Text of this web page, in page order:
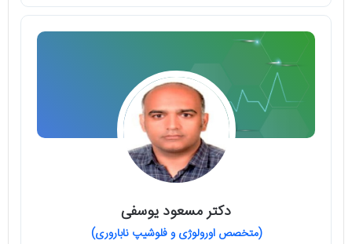
دکتر مسعود یوسفی
(متخصص اورولوژی و فلوشیپ ناباروری)